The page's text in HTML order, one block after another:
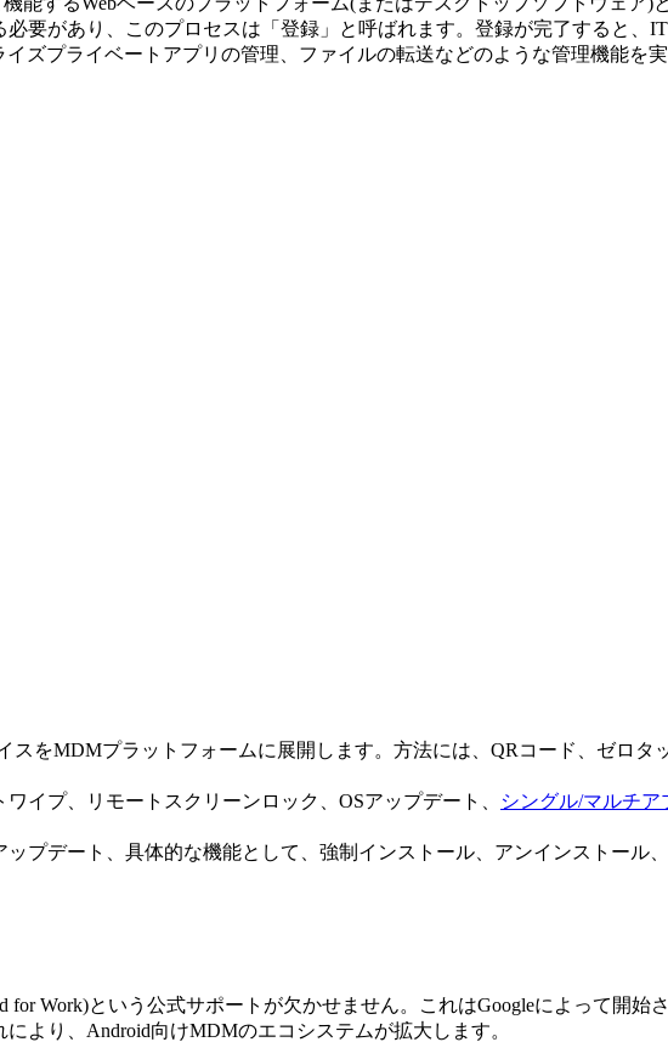
要があり、このプロセスは「登録」と呼ばれます。登録が完了すると、
ズプライベートアプリの管理、ファイルの転送などのような管理機能を実
スをMDMプラットフォームに展開します。方法には、QRコード、ゼロタ
イプ、リモートスクリーンロック、OSアップデート、 シングル/マルチ
プデート、具体的な機能として、強制インストール、アンインストール
for Work)という公式サポートが欠かせません。これはGoogleによって開
より、Android向けMDMのエコシステムが拡大します。